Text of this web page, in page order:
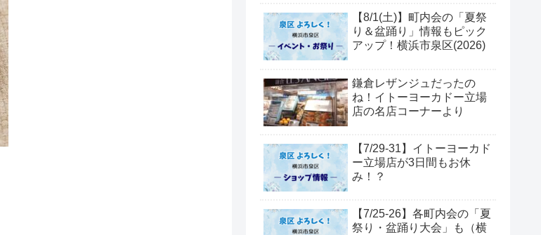
【8/1(土)】町内会の「夏祭
り＆盆踊り」情報もピック
アップ！横浜市泉区(2026)
鎌倉レザンジュだったの
ね！イトーヨーカドー立場
店の名店コーナーより
【7/29-31】イトーヨーカド
ー立場店が3日間もお休
み！？
【7/25-26】各町内会の「夏
祭り・盆踊り大会」も（横